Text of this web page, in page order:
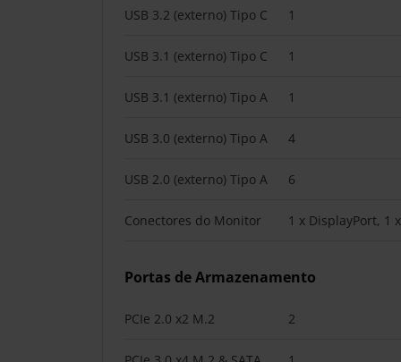
USB 3.2 (externo) Tipo C 1
USB 3.1 (externo) Tipo C 1
USB 3.1 (externo) Tipo A 1
USB 3.0 (externo) Tipo A 4
USB 2.0 (externo) Tipo A 6
Conectores do Monitor 1 x DisplayPort, 1
Portas de Armazenamento
PCIe 2.0 x2 M.2 2